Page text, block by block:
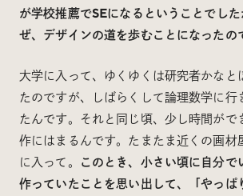
が学校推薦でSEになるということでし
ぜ、デザインの道を歩むことになったの
大学に入って、ゆくゆくは研究者かなと
たのですが、しばらくして論理数学に行
たんです。それと同じ頃、少し時間がで
作にはまるんです。たまたま近くの画材
に入って。
このとき、小さい頃に自分で
作っていたことを思い出して、「やっぱ